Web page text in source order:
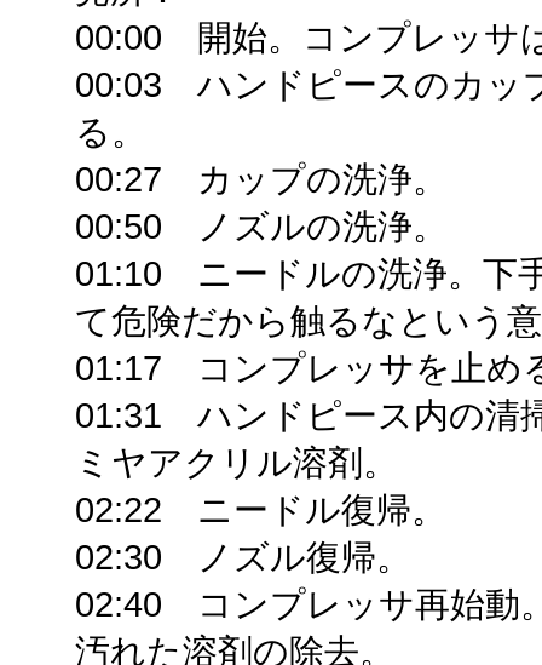
00:00 開始。コンプレッサ
00:03 ハンドピースのカッ
る。
00:27 カップの洗浄。
00:50 ノズルの洗浄。
01:10 ニードルの洗浄。下
て危険だから触るなという
01:17 コンプレッサを止め
01:31 ハンドピース内の清
ミヤアクリル溶剤。
02:22 ニードル復帰。
02:30 ノズル復帰。
02:40 コンプレッサ再始動
汚れた溶剤の除去。